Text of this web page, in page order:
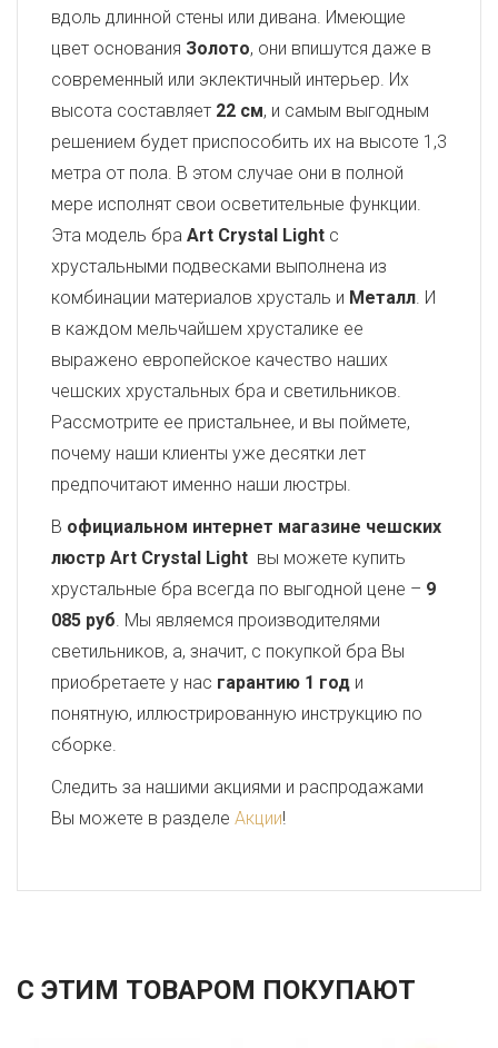
вдоль длинной стены или дивана. Имеющие
цвет основания Золото, они впишутся даже в
современный или эклектичный интерьер. Их
высота составляет 22 см, и самым выгодным
решением будет приспособить их на высоте 1,3
метра от пола. В этом случае они в полной
мере исполнят свои осветительные функции.
Эта модель бра Art Crystal Light с
хрустальными подвесками выполнена из
комбинации материалов хрусталь и Металл. И
в каждом мельчайшем хрусталике ее
выражено европейское качество наших
чешских хрустальных бра и светильников.
Рассмотрите ее пристальнее, и вы поймете,
почему наши клиенты уже десятки лет
предпочитают именно наши люстры.
В официальном интернет магазине чешских
люстр Art Crystal Light вы можете купить
хрустальные бра всегда по выгодной цене – 9
085 руб. Мы являемся производителями
светильников, а, значит, с покупкой бра Вы
приобретаете у нас гарантию 1 год и
понятную, иллюстрированную инструкцию по
сборке.
Следить за нашими акциями и распродажами
Вы можете в разделе Акции!
С ЭТИМ ТОВАРОМ ПОКУПАЮТ